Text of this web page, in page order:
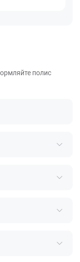
полис